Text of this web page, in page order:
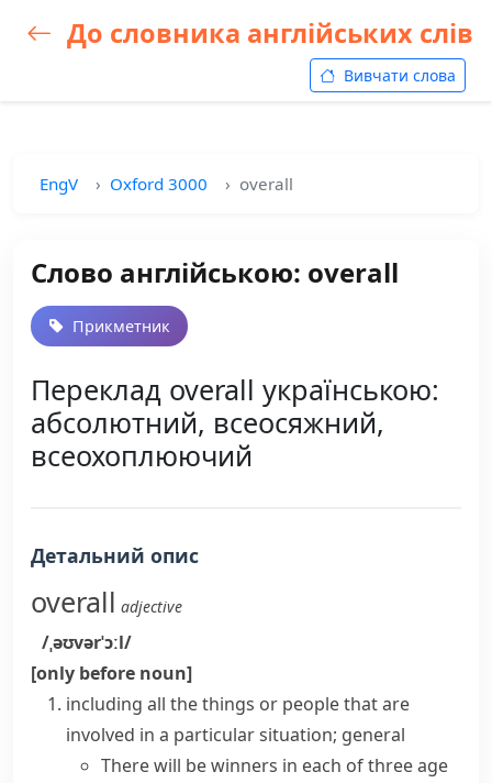
До словника англійських слів
Вивчати слова
EngV Oxford 3000 overall
Слово англійською: overall
Прикметник
Переклад overall українською:
абсолютний, всеосяжний,
всеохоплюючий
Детальний опис
overall adjective
/ˌəʊvərˈɔːl/
[only before noun]
including all the things or people that are
involved in a particular situation; general
There will be winners in each of three age